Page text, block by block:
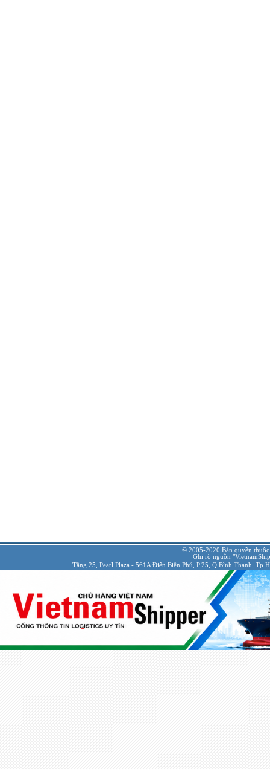
© 2005-2020 Bản quyền
Ghi rõ nguồn
Tầng 25, Pearl Plaza - 561A Điện Biên Phủ, P.25, Q.Bình Thạnh,